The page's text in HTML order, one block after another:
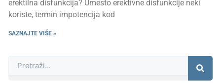
erektilna disfunkcija? Umesto erektivne disfunkcije neki
koriste, termin impotencija kod
SAZNAJTE VIŠE »